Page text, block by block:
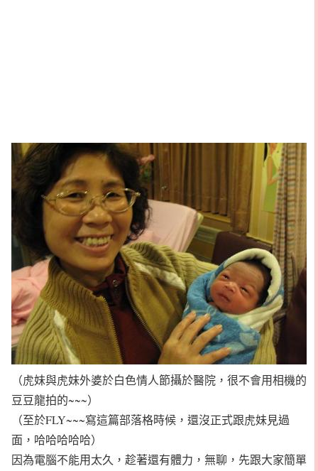
（虎妹與虎妹外婆於白色情人節攝於醫院，很不會用相機的
豆豆龍拍的~~~）
（至於FLY~~~寫這篇部落格時候，還沒正式跟虎妹見過
面，哈哈哈哈哈）
因為電腦不能用太久，趁著還有體力，無聊，先跟大家簡單